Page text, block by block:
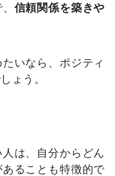
信頼関係を築きや
いなら、ポジティ
ょう。
は、自分からどん
ることも特徴的で